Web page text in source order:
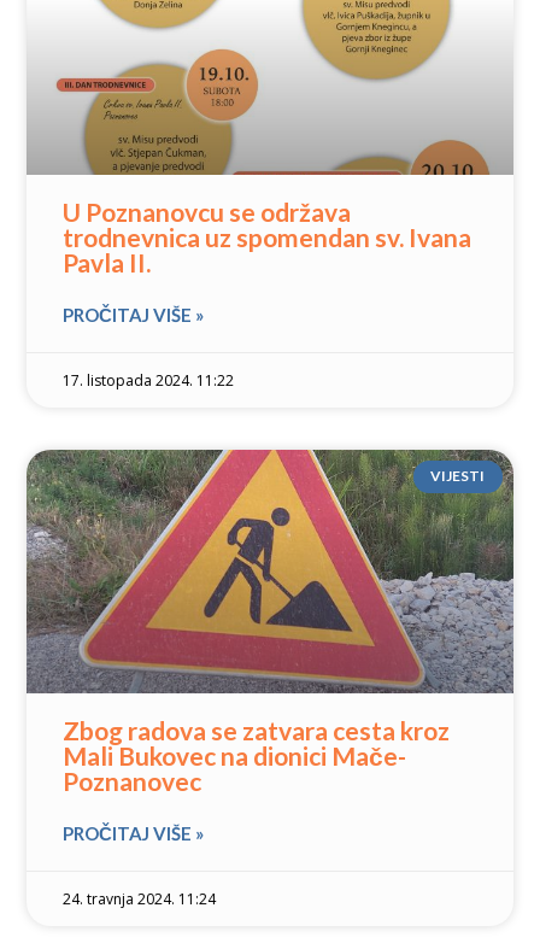
U Poznanovcu se održava
trodnevnica uz spomendan sv. Ivana
Pavla II.
PROČITAJ VIŠE »
17. listopada 2024. 11:22
VIJESTI
Zbog radova se zatvara cesta kroz
Mali Bukovec na dionici Mače-
Poznanovec
PROČITAJ VIŠE »
24. travnja 2024. 11:24